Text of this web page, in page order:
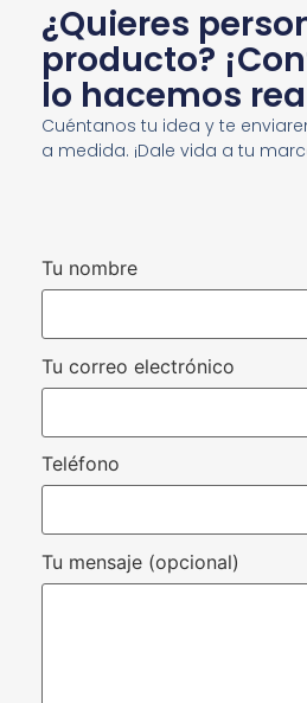
¿Quieres
producto?
lo hacemos
Cuéntanos tu idea y te
a medida. ¡Dale vida a tu
Tu nombre
Tu correo electrónico
Teléfono
Tu mensaje (opcional)